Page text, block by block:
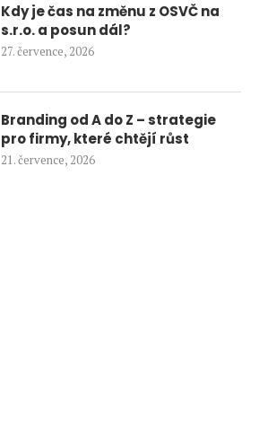
Kdy je čas na změnu z OSVČ na
s.r.o. a posun dál?
27. července, 2026
Branding od A do Z – strategie
pro firmy, které chtějí růst
21. července, 2026